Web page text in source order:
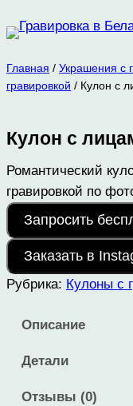
к
Главная / Украшения с
гравировкой / Кулон с
Кулон с
Романтический
гравировкой по
Запросить
Заказать в
Рубрика: Кулоны с
Описание
Детали
Отзывы (0)